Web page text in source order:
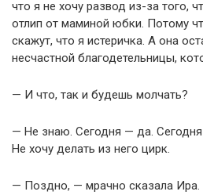
что я не хочу развод из-за того,
отлип от маминой юбки. Потому
скажут, что я истеричка. А она
несчастной благодетельницы,
— И что, так и будешь молчать?
— Не знаю. Сегодня — да.
Не хочу делать из него цирк.
— Поздно, — мрачно сказала